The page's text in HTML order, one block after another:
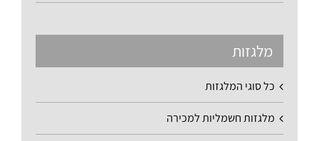
מלגזות
כל סוגי המלגזות
מלגזות חשמליות למכירה